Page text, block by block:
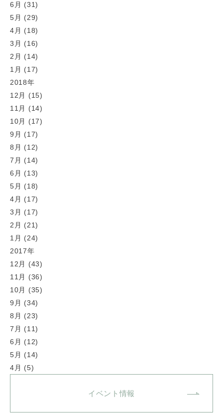
6月 (31)
5月 (29)
4月 (18)
3月 (16)
2月 (14)
1月 (17)
2018年
12月 (15)
11月 (14)
10月 (17)
9月 (17)
8月 (12)
7月 (14)
6月 (13)
5月 (18)
4月 (17)
3月 (17)
2月 (21)
1月 (24)
2017年
12月 (43)
11月 (36)
10月 (35)
9月 (34)
8月 (23)
7月 (11)
6月 (12)
5月 (14)
4月 (5)
イベント情報